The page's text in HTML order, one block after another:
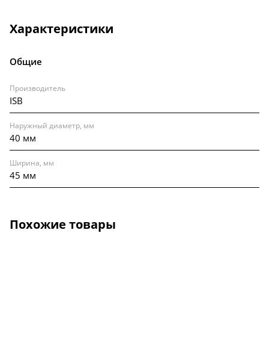
Характеристики
Общие
Производитель
ISB
Наружный диаметр, мм
40 мм
Ширина, мм
45 мм
Похожие товары